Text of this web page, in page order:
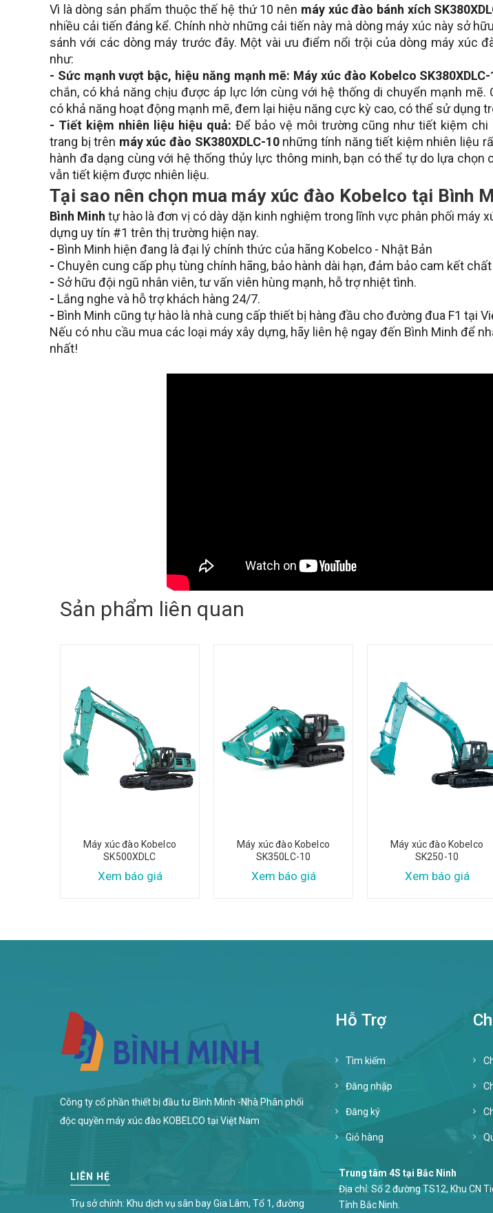
Vì là dòng sản phẩm thuộc thế hệ thứ 10 nên máy xúc đào bánh xích
nhiều cải tiến đáng kể. Chính nhờ những cải tiến này mà dòng máy xúc này sở
sánh với các dòng máy trước đây. Một vài ưu điểm nổi trội của dòng máy xúc
như:
- Sức mạnh vượt bậc, hiệu năng mạnh mẽ: Máy xúc đào Kobelco SK380XDLC-
chắn, có khả năng chịu được áp lực lớn cùng với hệ thống di chuyển mạnh mẽ.
có khả năng hoạt động mạnh mẽ, đem lại hiệu năng cực kỳ cao, có thể sử dụng
- Tiết kiệm nhiên liệu hiệu quả: Để bảo vệ môi trường cũng như tiết kiệm chi
trang bị trên máy xúc đào SK380XDLC-10những tính năng tiết kiệm nhiên liệu
hành đa dạng cùng với hệ thống thủy lực thông minh, bạn có thể tự do lựa chọn
vẫn tiết kiệm được nhiên liệu.
Tại sao nên chọn mua máy xúc đào Kobelco tại Bình
Bình Minh tự hào là đơn vị có dày dặn kinh nghiệm trong lĩnh vực phân phối máy
dựng uy tín #1 trên thị trường hiện nay.
- Bình Minh hiện đang là đại lý chính thức của hãng Kobelco - Nhật Bản
- Chuyên cung cấp phụ tùng chính hãng, bảo hành dài hạn, đảm bảo cam kết
- Sở hữu đội ngũ nhân viên, tư vấn viên hùng mạnh, hỗ trợ nhiệt tình.
- Lắng nghe và hỗ trợ khách hàng 24/7.
- Bình Minh cũng tự hào là nhà cung cấp thiết bị hàng đầu cho đường đua F1 tại
Nếu có nhu cầu mua các loại máy xây dựng, hãy liên hệ ngay đến Bình Minh để
nhất!
Sản phẩm liên quan
Máy xúc đào Kobelco
SK500XDLC
Xem báo giá
Máy xúc đào Kobelco
SK350LC-10
Xem báo giá
Máy xúc đào Kobelco
SK250-10
Xem báo giá
Công ty cổ phần thiết bị đầu tư Bình Minh -Nhà Phân phối
độc quyền máy xúc đào KOBELCO tại Việt Nam
Hỗ Trợ
Tìm kiếm
Đăng nhập
Đăng ký
Giỏ hàng
LIÊN HỆ
Trụ sở chính: Khu dịch vụ sân bay Gia Lâm, Tổ 1, đường
Trung tâm 4S tại Bắc Ninh
Địa chỉ: Số 2 đường TS12, Khu CN
Tỉnh Bắc Ninh.